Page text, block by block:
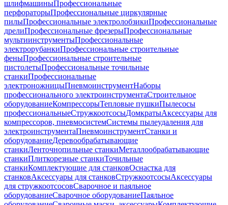
шлифмашиныПрофессиональные
перфораторыПрофессиональные циркулярные
пилыПрофессиональные электролобзикиПрофессиональные
дрелиПрофессиональные фрезерыПрофессиональные
мультиинструментыПрофессиональные
электрорубанкиПрофессиональные строительные
феныПрофессиональные строительные
пистолетыПрофессиональные точильные
станкиПрофессиональные
электроножницыПневмоинструментНаборы
профессионального электроинструментаСтроительное
оборудованиеКомпрессорыТепловые пушкиПылесосы
профессиональныеСтружкоотсосыДомкратыАксессуары для
компрессоров, пневмосистемСистемы пылеудаления для
электроинструментаПневмоинструментСтанки и
оборудованиеДеревообрабатывающие
станкиЛенточнопильные станкиМеталлообрабатывающие
станкиПлиткорезные станкиТочильные
станкиКомплектующие для станковОснастка для
станковАксессуары для станковСтружкоотсосыАксессуары
для стружкоотсосовСварочное и паяльное
оборудованиеСварочное оборудованиеПаяльное